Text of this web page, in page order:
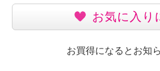
お気に入り
お買得になるとお知